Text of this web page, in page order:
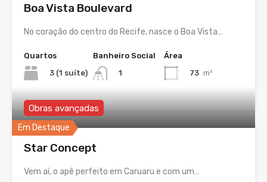
Boa Vista Boulevard
No coração do centro do Recife, nasce o Boa Vista…
Quartos
3 (1 suíte)
Banheiro Social
1
Área
73 m²
Em Destaque
Obras avançadas
Star Concept
Vem aí, o apê perfeito em Caruaru e com um…